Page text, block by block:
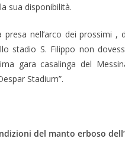
sua disponibilità.
presa nell’arco dei prossimi
stadio S. Filippo non
gara casalinga del
Stadium”.
del manto erboso